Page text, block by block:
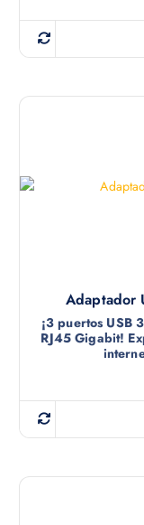
Adaptador
¡3 puertos USB
RJ45 Gigabit!